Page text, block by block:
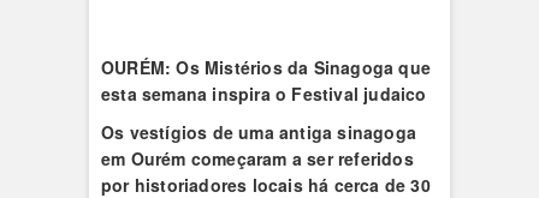
OURÉM: Os Mistérios da Sinagoga que
esta semana inspira o Festival judaico
Os vestígios de uma antiga sinagoga
em Ourém começaram a ser referidos
por historiadores locais há cerca de 30